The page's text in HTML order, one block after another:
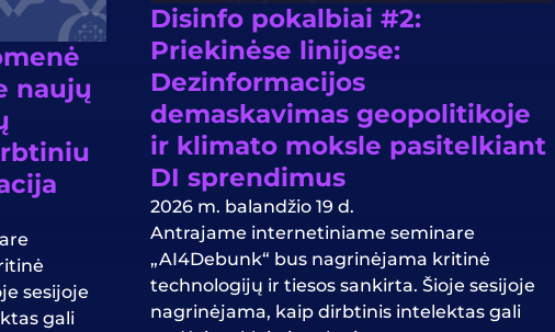
naujų
sesijoje
gali
Disinfo pokalbiai #2:
Priekinėse linijose:
Dezinformacijos
demaskavimas geopolitikoje
ir klimato moksle pasitelkiant
DI sprendimus
2026 m. balandžio 19 d.
Antrajame internetiniame seminare
„AI4Debunk“ bus nagrinėjama kritinė
technologijų ir tiesos sankirta. Šioje sesijoje
nagrinėjama, kaip dirbtinis intelektas gali